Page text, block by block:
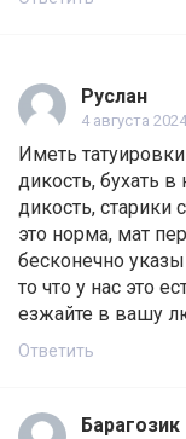
Руслан
4 августа
Иметь
дикость, бухать
дикость, старики
это норма, мат
бесконечно
то что у нас это
езжайте в вашу
Ответить
Барагозик